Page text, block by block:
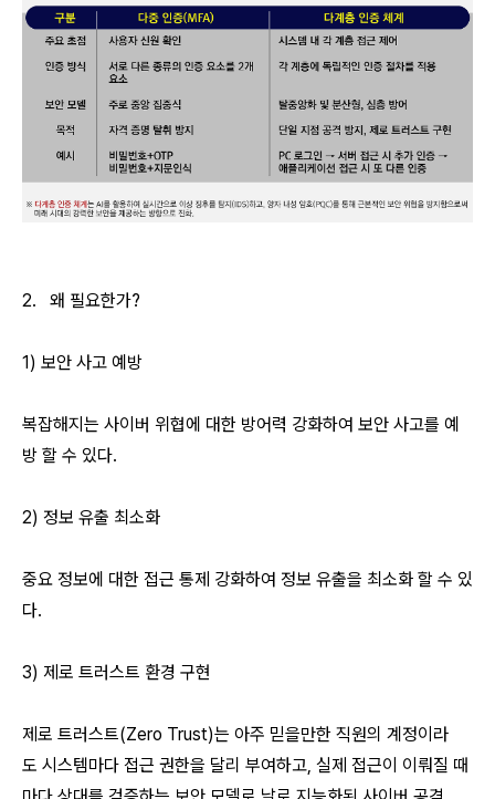
2. 왜 필요한가?
1) 보안 사고 예방
복잡해지는 사이버 위협에 대한 방어력 강화하여 보안 사고를 예
방 할 수 있다.
2) 정보 유출 최소화
중요 정보에 대한 접근 통제 강화하여 정보 유출을 최소화 할 수 있
다.
3) 제로 트러스트 환경 구현
제로 트러스트(Zero Trust)는 아주 믿을만한 직원의 계정이라
도 시스템마다 접근 권한을 달리 부여하고, 실제 접근이 이뤄질 때